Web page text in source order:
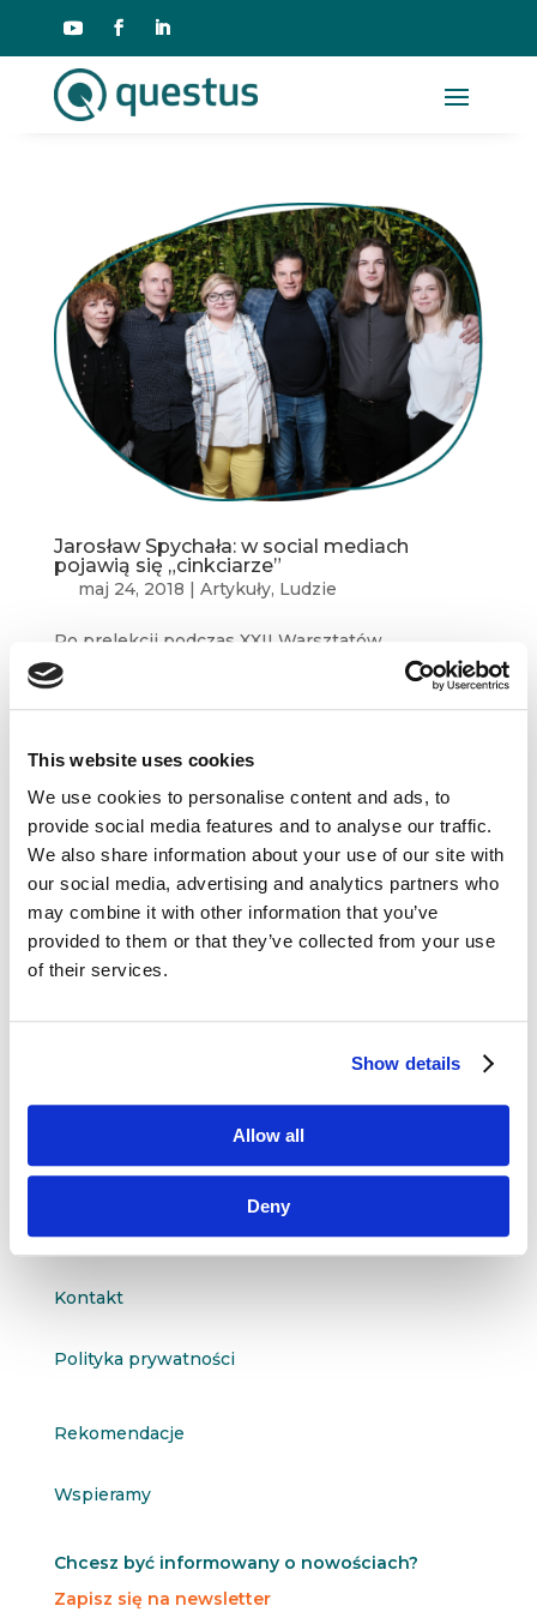
This website uses cookies
We use cookies to personalise content and ads, to
provide social media features and to analyse our traffic.
We also share information about your use of our site with
our social media, advertising and analytics partners who
may combine it with other information that you’ve
provided to them or that they’ve collected from your use
of their services.
Show details
Allow all
Deny
Jarosław Spychała: w social mediach
pojawią się „cinkciarze”
maj 24, 2018 | Artykuły, Ludzie
Po prelekcji podczas XXII Warsztatów
Strategicznych questus academy, Jarosław
„Spychacz” Spychała wraca do nas w ramach
chwilami groźnie, miejscami wręcz
Dane kontaktowe

 601 098 038
O nas
Kontakt
Polityka prywatności
Rekomendacje
Wspieramy
Chcesz być informowany o nowościach?
Zapisz się na newsletter